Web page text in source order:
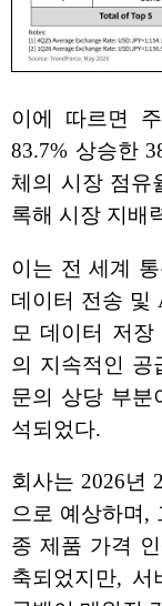
이에 따르면
83.7% 상승한
체의 시장 점유
록해 시장 지배
이는 전 세계
데이터 전송 및
모 데이터 저
의 지속적인 공
문의 상당 부분
석되었다.
회사는 2026년
으로 예상하며,
종 제품 가격
축되었지만,